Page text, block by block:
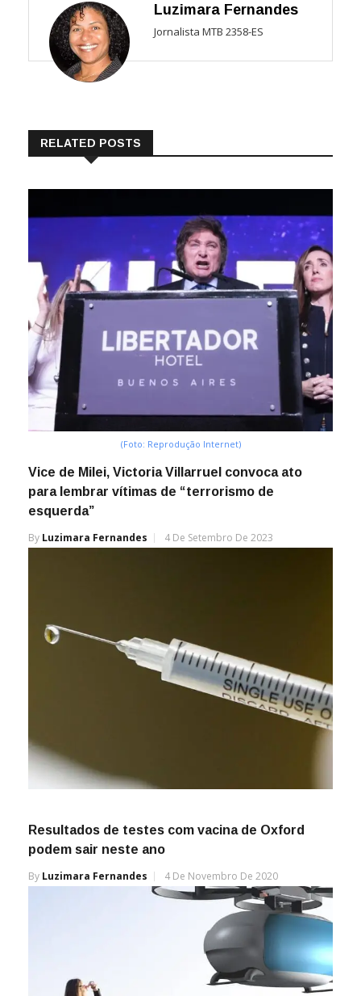
Luzimara Fernandes
Jornalista MTB 2358-ES
RELATED POSTS
(Foto: Reprodução Internet)
Vice de Milei, Victoria Villarruel convoca ato
para lembrar vítimas de “terrorismo de
esquerda”
By Luzimara Fernandes 4 De Setembro De 2023
Resultados de testes com vacina de Oxford
podem sair neste ano
By Luzimara Fernandes 4 De Novembro De 2020